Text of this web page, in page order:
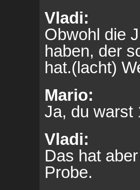
Vladi:
Obwohl die
haben, der
hat.(lacht)
Mario:
Ja, du warst
Vladi:
Das hat
Probe.